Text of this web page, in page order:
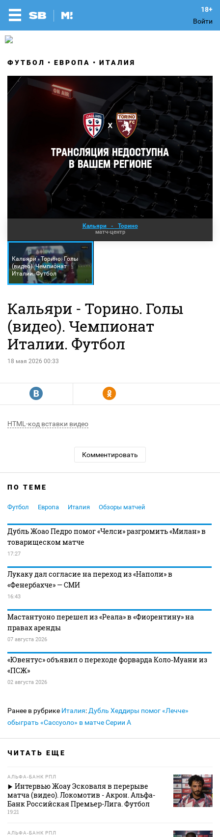
Войти
ФУТБОЛ ЕВРОПА ИТАЛИЯ
Кальяри - Торино
матч-центр
Кальяри - Торино. Голы
(видео). Чемпионат
Италии. Футбол
Кальяри - Торино. Голы
(видео). Чемпионат
Италии. Футбол
18 мая 2026 00:33
R Y
HTML-код вставки видео
Комментировать
ПО ТЕМЕ
Футбол Европа Италия Обзоры матчей
Дубль Жоао Педро помог «Челси» разгромить «Милан» в
товарищеском матче
17:27
Лукаку дал согласие на переход из «Наполи» в
«Фенербахче» — СМИ
16:43
Мастантуоно перешел из «Реала» в «Фиорентину» на
правах аренды
07 августа 2026
«Ювентус» объявил о переходе форварда Коло‑Муани из
«ПСЖ»
02 августа 2026
Ранее в рубрике Италия: Дубль Хеддиры помог «Лечче»
обыграть «Сассуоло» в матче Серии А
ЧИТАТЬ ЕЩЕ
АЛЬФА-БАНК РПЛ
Интервью Жоау Эсковаля в перерыве
матча (видео). Локомотив - Акрон. Альфа-
Банк Российская Премьер-Лига. Футбол
19:21
АЛЬФА-БАНК РПЛ